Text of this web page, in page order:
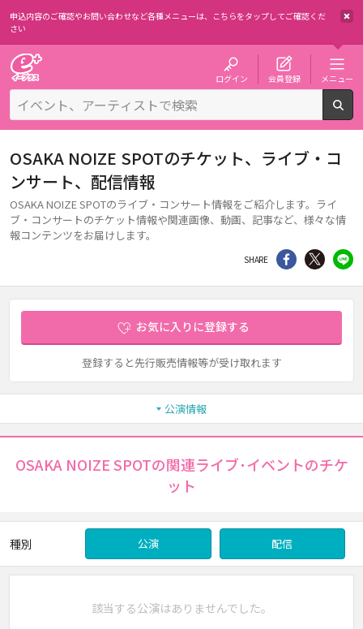
申込内容のご確認やお問い合わせなど各種メニューは、 こちらをタップしてご確認くだ
さい
ログイン 会員登録 メニュー
OSAKA NOIZE SPOTのチケット、ライブ・コ
ンサート、配信情報
OSAKA NOIZE SPOTのライブ・コンサート情報をご紹介します。ライ
ブ・コンサートのチケット情報や関連画像、動画、記事など、様々な情
報コンテンツをお届けします。
SHARE シェア Twitter
お気に入りに登録する
登録すると先行販売情報等が受け取れます
公演情報
OSAKA NOIZE SPOTの関連ライブ･イベントのチケ
ット
種別 公演 配信
該当する公演はありませんでした。